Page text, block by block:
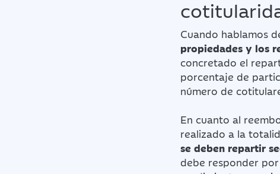
Cuando hablamos
propiedades y los
concretado el
porcentaje de
número de
En cuanto al
realizado a la
se deben repartir
debe responder